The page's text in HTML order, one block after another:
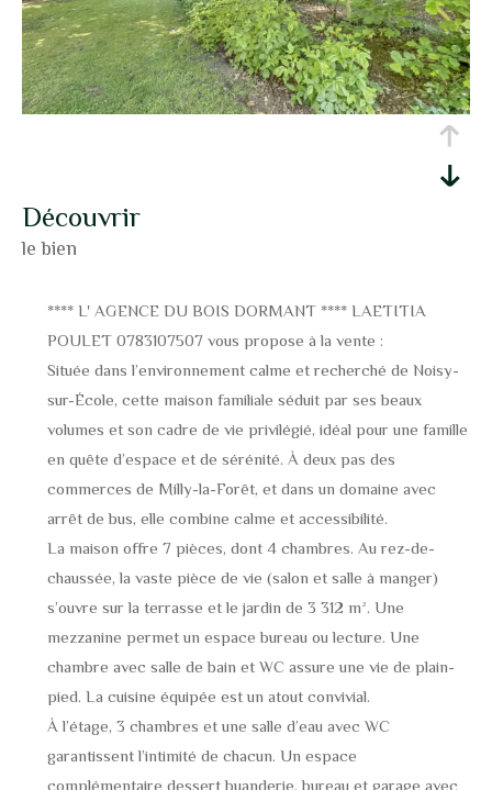
découvrir
le bien
**** L' AGENCE DU BOIS DORMANT **** LAETITIA
POULET 0783107507 vous propose à la vente :
Située dans l’environnement calme et recherché de Noisy-
sur-École, cette maison familiale séduit par ses beaux
volumes et son cadre de vie privilégié, idéal pour une famille
en quête d’espace et de sérénité. À deux pas des
commerces de Milly-la-Forêt, et dans un domaine avec
arrêt de bus, elle combine calme et accessibilité.
La maison offre 7 pièces, dont 4 chambres. Au rez-de-
chaussée, la vaste pièce de vie (salon et salle à manger)
s’ouvre sur la terrasse et le jardin de 3 312 m². Une
mezzanine permet un espace bureau ou lecture. Une
chambre avec salle de bain et WC assure une vie de plain-
pied. La cuisine équipée est un atout convivial.
À l’étage, 3 chambres et une salle d’eau avec WC
garantissent l’intimité de chacun. Un espace
complémentaire dessert buanderie, bureau et garage avec